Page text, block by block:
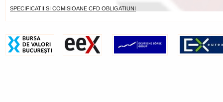
SPECIFICATII SI COMISIOANE CFD OBLIGATIUNI